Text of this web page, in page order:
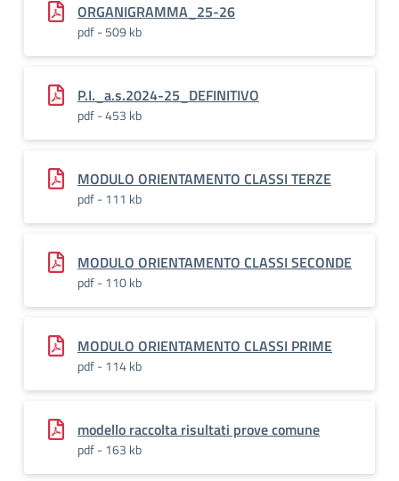
ORGANIGRAMMA_25-26
pdf - 509 kb
P.I._a.s.2024-25_DEFINITIVO
pdf - 453 kb
MODULO ORIENTAMENTO CLASSI TERZE
pdf - 111 kb
MODULO ORIENTAMENTO CLASSI SECONDE
pdf - 110 kb
MODULO ORIENTAMENTO CLASSI PRIME
pdf - 114 kb
modello raccolta risultati prove comune
pdf - 163 kb